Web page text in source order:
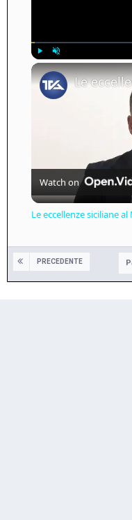
Play Unmute
Watch on
Le eccellenze siciliane
PRECEDENTE